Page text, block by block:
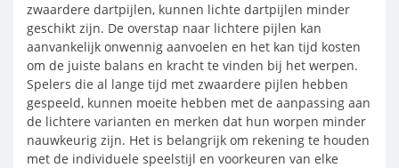
zwaardere dartpijlen, kunnen lichte dartpijlen minder
geschikt zijn. De overstap naar lichtere pijlen kan
aanvankelijk onwennig aanvoelen en het kan tijd kosten
om de juiste balans en kracht te vinden bij het werpen.
Spelers die al lange tijd met zwaardere pijlen hebben
gespeeld, kunnen moeite hebben met de aanpassing aan
de lichtere varianten en merken dat hun worpen minder
nauwkeurig zijn. Het is belangrijk om rekening te houden
met de individuele speelstijl en voorkeuren van elke